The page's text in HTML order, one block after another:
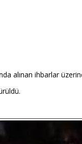
alınan ihbarlar